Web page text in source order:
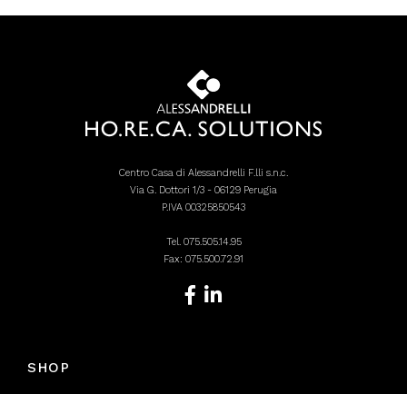
Centro Casa di Alessandrelli F.lli s.n.c.
Via G. Dottori 1/3 - 06129 Perugia
P.IVA 00325850543
Tel. 075.505.14.95
Fax: 075.500.72.91
SHOP